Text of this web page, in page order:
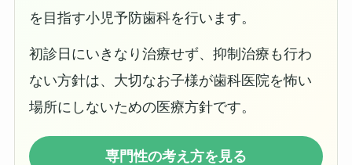
を目指す小児予防歯科を行います。
初診日にいきなり治療せず、抑制治療も行わ
ない方針は、大切なお子様が歯科医院を怖い
場所にしないための医療方針です。
専門性の考え方を見る